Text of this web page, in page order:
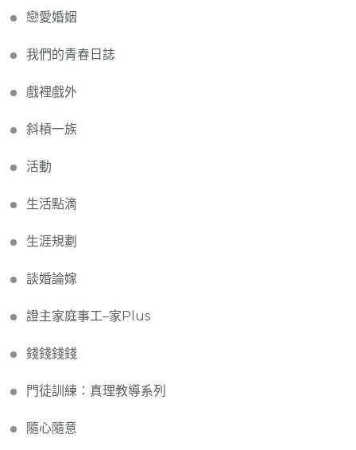
戀愛婚姻
我們的青春日誌
戲裡戲外
斜槓一族
活動
生活點滴
生涯規劃
談婚論嫁
證主家庭事工–家Plus
錢錢錢錢
門徒訓練：真理教導系列
隨心隨意